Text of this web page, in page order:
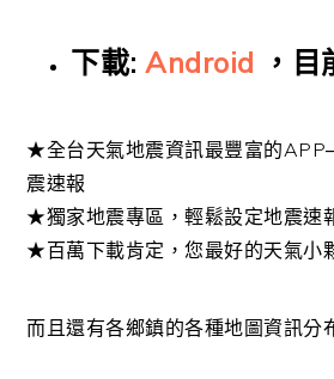
下載:Android ，
★全台天氣地震資訊最豐富的
震速報
★獨家地震專區，輕鬆設定地震速
★百萬下載肯定，您最好的天氣小
而且還有各鄉鎮的各種地圖資訊分